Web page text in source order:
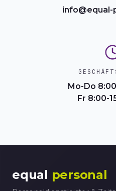
info@equal-
Mo-Do
Fr 8:00-
equal personal